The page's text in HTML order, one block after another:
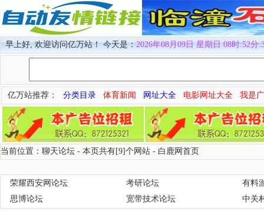
早上好, 欢迎访问亿万站！ 今天是：2026年08月09日 星期日 08时:52分
亿万站推荐： 分类目录 体育新闻 网址大全 电影网址大全 我是
当前位置：聊天论坛 - 本页共有[9]个网站 - 白鹿网首页
荣耀西安网论坛 考研论坛
有料
思博论坛
宽带技术论坛 中关